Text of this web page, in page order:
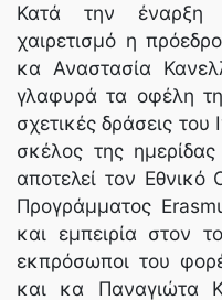
Κατά την έναρξη
χαιρετισμό η
κα Αναστασία
γλαφυρά τα οφέλη
σχετικές δράσεις του
σκέλος της
αποτελεί τον Εθνικό
Προγράμματος
και εμπειρία στον
εκπρόσωποι του
και κα Παναγιώτα